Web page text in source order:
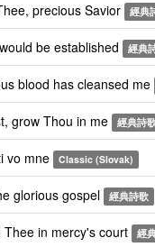
precious Savior 經典
be established 經典
blood has cleansed me
grow Thou in me 經典詩
vo mne Classic (Slovak)
glorious gospel 經典詩歌
in mercy's court 經